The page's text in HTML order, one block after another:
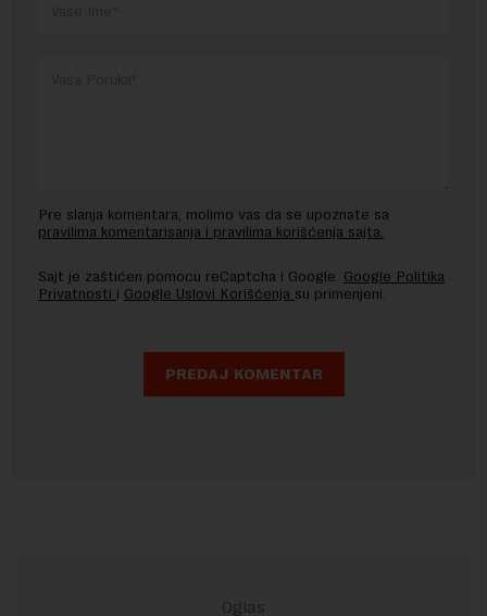
Pre slanja komentara, molimo vas da se upoznate sa
pravilima komentarisanja i pravilima korišćenja sajta.
Sajt je zaštićen pomocu reCaptcha i Google. Google Politika
Privatnosti i Google Uslovi Korišćenja su primenjeni.